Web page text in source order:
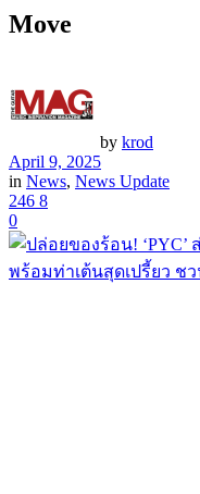
Move
by krod
April 9, 2025
in News, News Update
246 8
0